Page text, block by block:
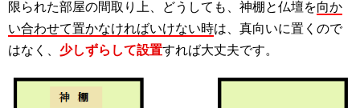
限られた部屋の間取り上、どうしても、神棚と仏壇を向か
い合わせて置かなければいけない時は、真向いに置くので
はなく、 少しずらして設置すれば大丈夫です。